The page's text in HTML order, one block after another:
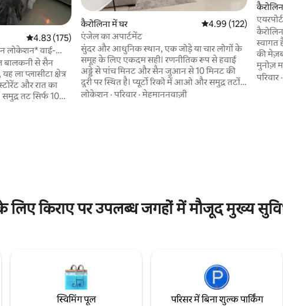
औसत रेटिंग 5 में से 4.83, 175 समीक्षाएँ
4.83 (175)
लोकेशन* वाई-
7 चेक इन
बालकनी से सैन
ला प्लासीटा क्षेत्र
और रात का
(एसजेयू) सैन जुआन
7 -10 मिनट की
कैरोलिना में घर औसत रेटिंग 5 में से 4.99,
4.99 (122)
एंजेल का अपार्टमेंट
सुंदर और आधुनिक स्थान, एक जोड़े या चार लोगों के
समूह के लिए एकदम सही। रणनीतिक रूप से हवाई
अड्डे से पांच मिनट और सैन जुआन से 10 मिनट की
दूरी पर स्थित है। प्यूर्टो रिको में आओ और समुद्र तटों,
इसके लोगों और बहुत कुछ का आनंद लें। अपार्टमेंट में
लोकेशन ·परिवार ·मेहमाननवाज़ी
स्वागत
की
मुनोज़
की
परिवार
के लिए किराए पर उपलब्ध जगहों में मौजूद मुख्य
स्विमिंग पूल परिसर में बिना शुल्क पार्किंग